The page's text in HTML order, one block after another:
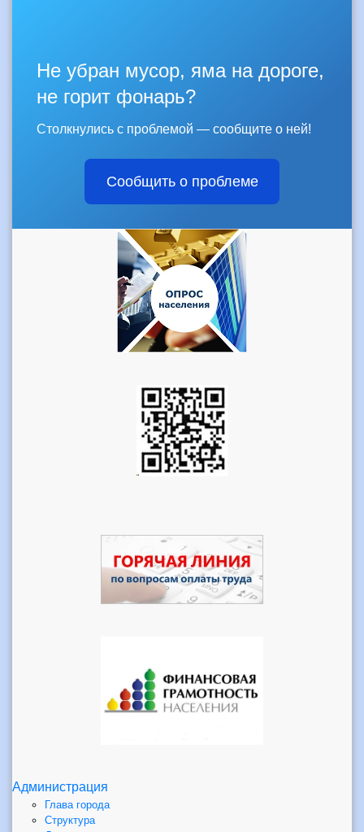
Не убран мусор, яма на дороге,
не горит фонарь?
Столкнулись с проблемой — сообщите о ней!
Сообщить о проблеме
Администрация
Глава города
Структура